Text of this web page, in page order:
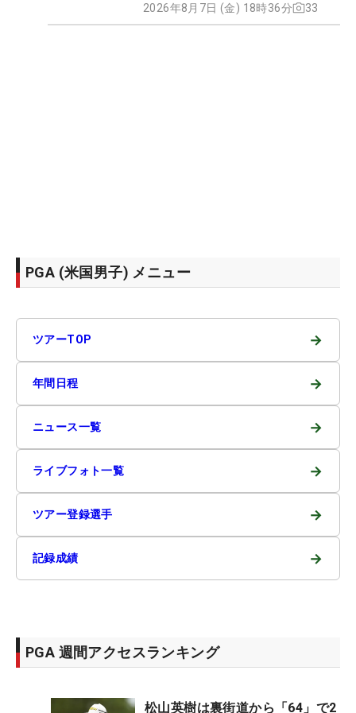
2026年8月7日 (金) 18時36分 33
PGA (米国男子) メニュー
ツアーTOP →
年間日程 →
ニュース一覧 →
ライブフォト一覧 →
ツアー登録選手 →
記録成績 →
PGA 週間アクセスランキング
松山英樹は裏街道から「64」で2